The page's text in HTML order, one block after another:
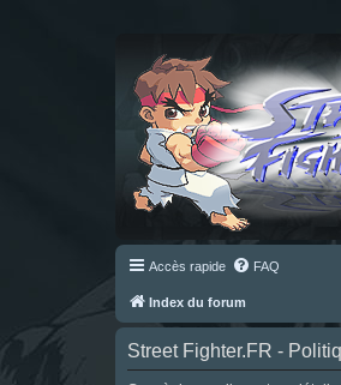
Accès rapide FAQ
Index du forum
Street Fighter.FR -